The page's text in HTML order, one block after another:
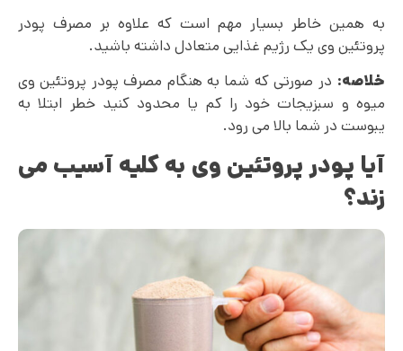
به همین خاطر بسیار مهم است که علاوه بر مصرف پودر
پروتئین وی یک رژیم غذایی متعادل داشته باشید.
خلاصه: در صورتی که شما به هنگام مصرف پودر پروتئین وی
میوه و سبزیجات خود را کم یا محدود کنید خطر ابتلا به
یبوست در شما بالا می رود.
آیا پودر پروتئین وی به کلیه آسیب می
زند؟